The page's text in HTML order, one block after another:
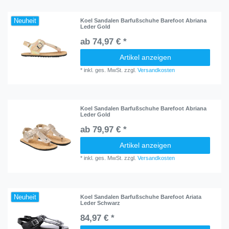
Neuheit
Koel Sandalen Barfußschuhe Barefoot Abriana
Leder Gold
ab 74,97 € *
Artikel anzeigen
*inkl. ges. MwSt. zzgl.Versandkosten
Koel Sandalen Barfußschuhe Barefoot Abriana
Leder Gold
ab 79,97 € *
Artikel anzeigen
*inkl. ges. MwSt. zzgl.Versandkosten
Neuheit
Koel Sandalen Barfußschuhe Barefoot Ariata
Leder Schwarz
84,97 € *